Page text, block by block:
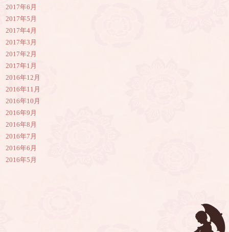
2017年6月
2017年5月
2017年4月
2017年3月
2017年2月
2017年1月
2016年12月
2016年11月
2016年10月
2016年9月
2016年8月
2016年7月
2016年6月
2016年5月